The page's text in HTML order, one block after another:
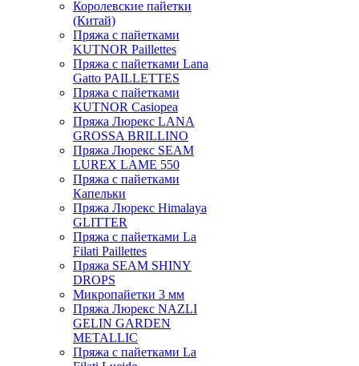
Королевские пайетки
(Китай)
Пряжа с пайетками
KUTNOR Paillettes
Пряжа с пайетками Lana
Gatto PAILLETTES
Пряжа с пайетками
KUTNOR Casiopea
Пряжа Люрекс LANA
GROSSA BRILLINO
Пряжа Люрекс SEAM
LUREX LAME 550
Пряжа с пайетками
Капельки
Пряжа Люрекс Himalaya
GLITTER
Пряжа с пайетками La
Filati Paillettes
Пряжа SEAM SHINY
DROPS
Микропайетки 3 мм
Пряжа Люрекс NAZLI
GELIN GARDEN
METALLIC
Пряжа с пайетками La